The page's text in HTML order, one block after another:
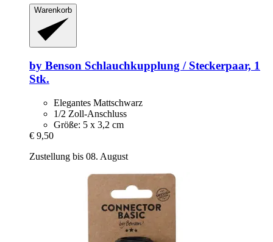
Warenkorb
by Benson Schlauchkupplung / Steckerpaar, 1
Stk.
Elegantes Mattschwarz
1/2 Zoll-Anschluss
Größe: 5 x 3,2 cm
€ 9,50
Zustellung bis 08. August